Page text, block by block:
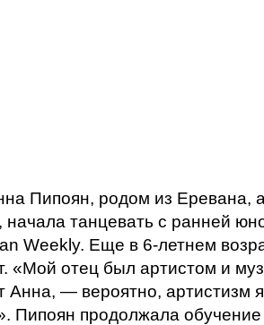
Пипоян, родом из Еревана,
танцевать с ранней
Weekly. Еще в 6-летнем
«Мой отец был артистом и
Анна, — вероятно, артистизм
Пипоян продолжала